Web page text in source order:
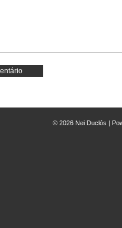
© 2026 Nei Duclós |